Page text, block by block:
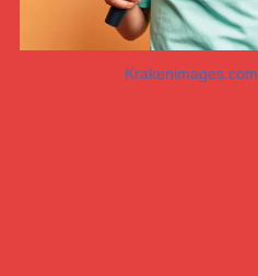
Krakenimages.com